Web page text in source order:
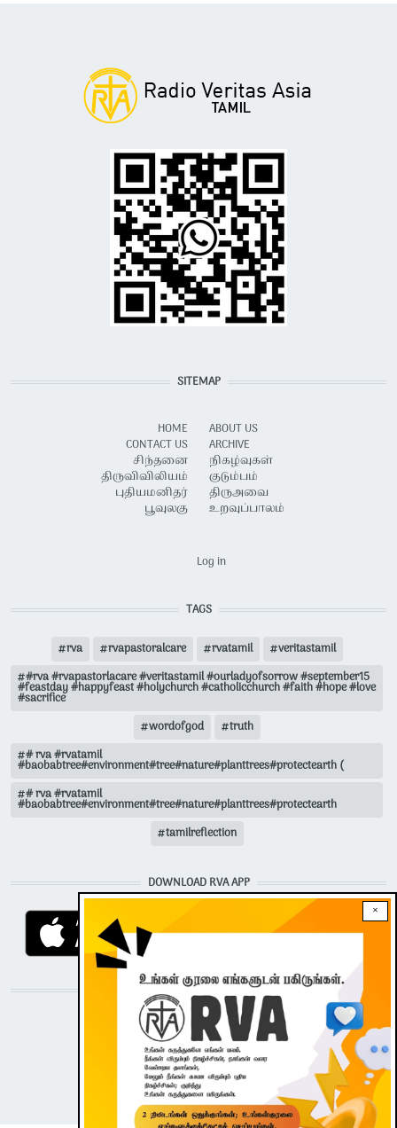
×
SITEMAP
HOME
CONTACT US
சிந்தனை
திருவிவிலியம்
புதியமனிதர்
பூவுலகு
ABOUT US
ARCHIVE
நிகழ்வுகள்
குடும்பம்
திருஅவை
உறவுப்பாலம்
Log in
TAGS
rva rvapastoralcare rvatamil
veritastamil
#rva #rvapastorlacare #veritastamil #ourladyofsorrow #september15
#feastday #happyfeast #holychurch #catholicchurch #faith #hope #love
#sacrifice
wordofgod
truth
# rva #rvatamil
#baobabtree#environment#tree#nature#planttrees#protectearth (
# rva #rvatamil
#baobabtree#environment#tree#nature#planttrees#protectearth
tamilreflection
DOWNLOAD RVA APP
STAY CONNECTED WITH US!